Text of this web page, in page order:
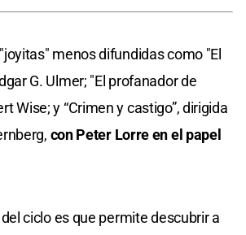
menos difundidas como "El
G. Ulmer; "El profanador de
Wise; y “Crimen y castigo”, dirigida
con Peter Lorre en el papel
ciclo es que permite descubrir a